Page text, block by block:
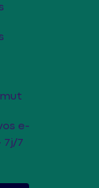
e-
7j/7